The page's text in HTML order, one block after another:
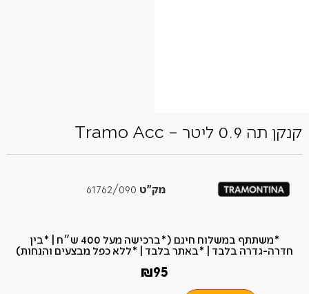
קנקן תה 0.9 ליטר – Tramo Acc
מק"ט
*משתתף במשלוח חינם (*ברכישה מעל 400 ש״ח​ | *בין
חדרה-גדרה בלבד | *באתר בלבד | *ללא כפל מבצעים והנחות)
₪95